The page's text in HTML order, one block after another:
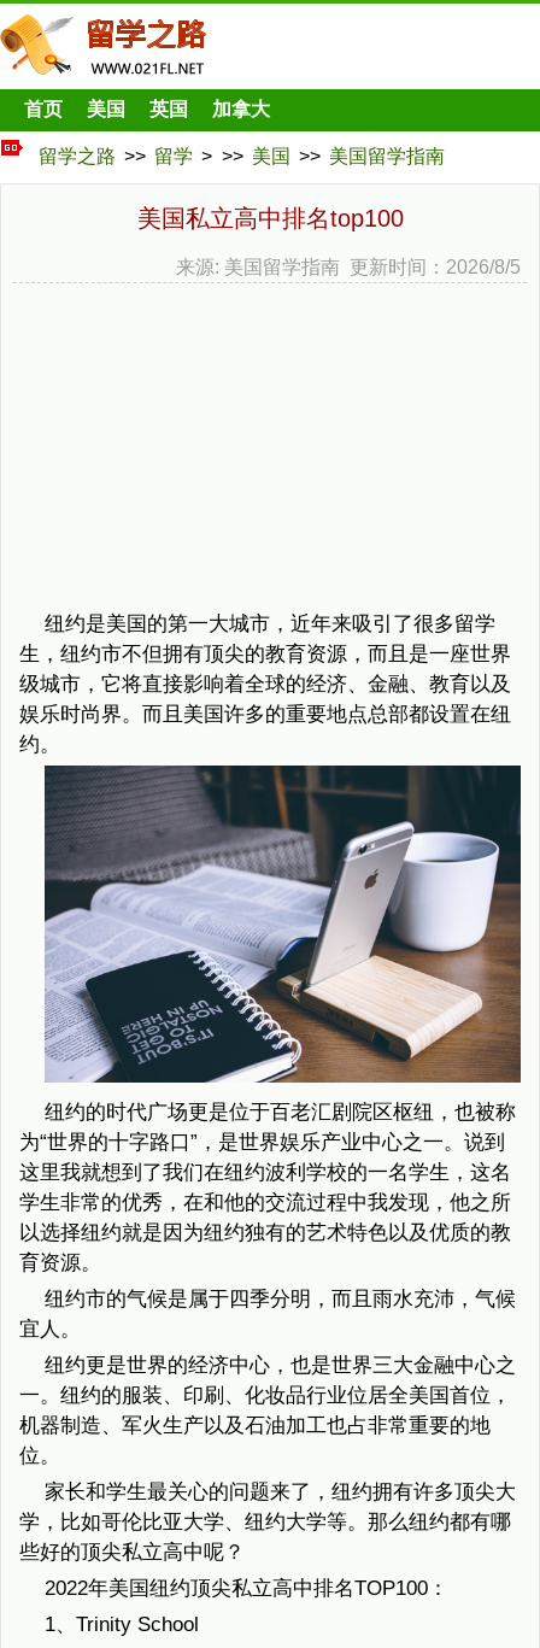
首页 美国 英国 加拿大
留学之路 >> 留学 > >> 美国 >> 美国留学指南
美国私立高中排名top100
来源: 美国留学指南 更新时间：2026/8/5
纽约是美国的第一大城市，近年来吸引了很多留学
生，纽约市不但拥有顶尖的教育资源，而且是一座世界
级城市，它将直接影响着全球的经济、金融、教育以及
娱乐时尚界。而且美国许多的重要地点总部都设置在纽
约。
纽约的时代广场更是位于百老汇剧院区枢纽，也被称
为“世界的十字路口”，是世界娱乐产业中心之一。说到
这里我就想到了我们在纽约波利学校的一名学生，这名
学生非常的优秀，在和他的交流过程中我发现，他之所
以选择纽约就是因为纽约独有的艺术特色以及优质的教
育资源。
纽约市的气候是属于四季分明，而且雨水充沛，气候
宜人。
纽约更是世界的经济中心，也是世界三大金融中心之
一。纽约的服装、印刷、化妆品行业位居全美国首位，
机器制造、军火生产以及石油加工也占非常重要的地
位。
家长和学生最关心的问题来了，纽约拥有许多顶尖大
学，比如哥伦比亚大学、纽约大学等。那么纽约都有哪
些好的顶尖私立高中呢？
2022年美国纽约顶尖私立高中排名TOP100：
1、Trinity School